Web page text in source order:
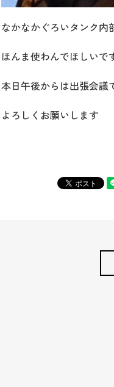
なかなかぐろいタンク内
ほんま使わんでほしいで
本日午後からは出張会議
よろしくお願いします